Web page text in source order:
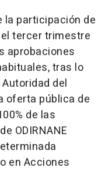
la participación de
tercer trimestre
aprobaciones
tras lo
del
oferta pública de
de las
ODIRNANE
en Acciones